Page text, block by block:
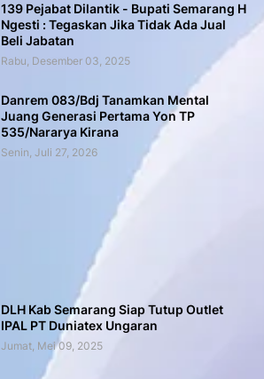
139 Pejabat Dilantik - Bupati Semarang H
Ngesti : Tegaskan Jika Tidak Ada Jual
Beli Jabatan
Rabu, Desember 03, 2025
Danrem 083/Bdj Tanamkan Mental
Juang Generasi Pertama Yon TP
535/Nararya Kirana
Senin, Juli 27, 2026
DLH Kab Semarang Siap Tutup Outlet
IPAL PT Duniatex Ungaran
Jumat, Mei 09, 2025